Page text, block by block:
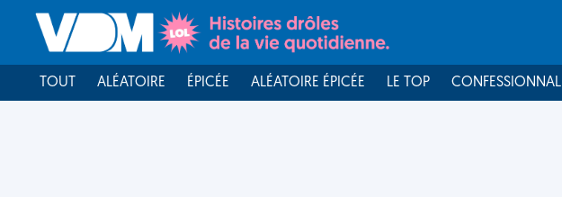
TOUT ALÉATOIRE ÉPICÉE ALÉATOIRE ÉPICÉE LE TOP CONFESSIONNAL